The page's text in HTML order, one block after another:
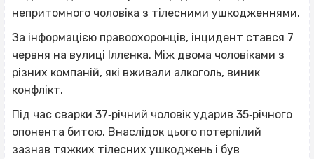
непритомного чоловіка з тілесними ушкодженнями.
За інформацією правоохоронців, інцидент стався 7
червня на вулиці Іллєнка. Між двома чоловіками з
різних компаній, які вживали алкоголь, виник
конфлікт.
Під час сварки 37‐річний чоловік ударив 35‐річного
опонента битою. Внаслідок цього потерпілий
зазнав тяжких тілесних ушкоджень і був